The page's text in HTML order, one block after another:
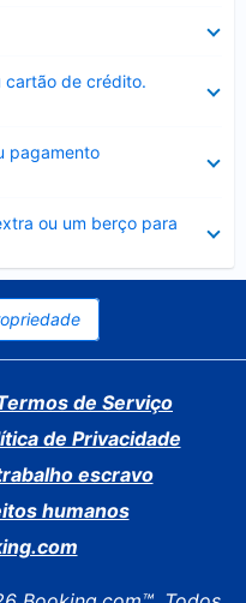
cartão de crédito.
pagamento
ou um berço para
de Serviço
de Privacidade
escravo
humanos